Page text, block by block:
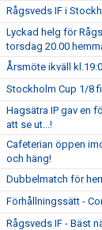
Rågsveds IF i
Lyckad helg för
torsdag 20.00
Årsmöte ikväll
Stockholm Cup 1/8
Hagsätra IP gav en
att se ut...!
Cafeterian öppen
och häng!
Dubbelmatch för
Förhållningssätt -
Rågsveds IF - Bäst